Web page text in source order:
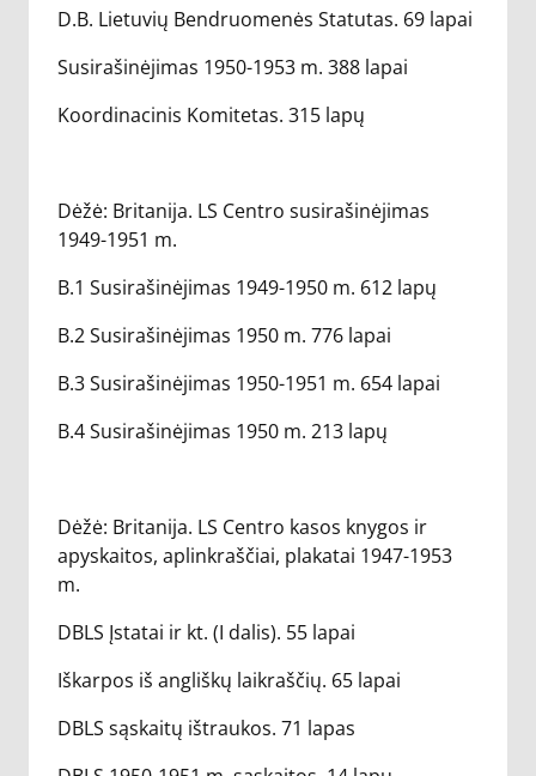
D.B. Lietuvių Bendruomenės Statutas. 69 lapai
Susirašinėjimas 1950-1953 m. 388 lapai
Koordinacinis Komitetas. 315 lapų
Dėžė: Britanija. LS Centro susirašinėjimas
1949-1951 m.
B.1 Susirašinėjimas 1949-1950 m. 612 lapų
B.2 Susirašinėjimas 1950 m. 776 lapai
B.3 Susirašinėjimas 1950-1951 m. 654 lapai
B.4 Susirašinėjimas 1950 m. 213 lapų
Dėžė: Britanija. LS Centro kasos knygos ir
apyskaitos, aplinkraščiai, plakatai 1947-1953
m.
DBLS Įstatai ir kt. (I dalis). 55 lapai
Iškarpos iš angliškų laikraščių. 65 lapai
DBLS sąskaitų ištraukos. 71 lapas